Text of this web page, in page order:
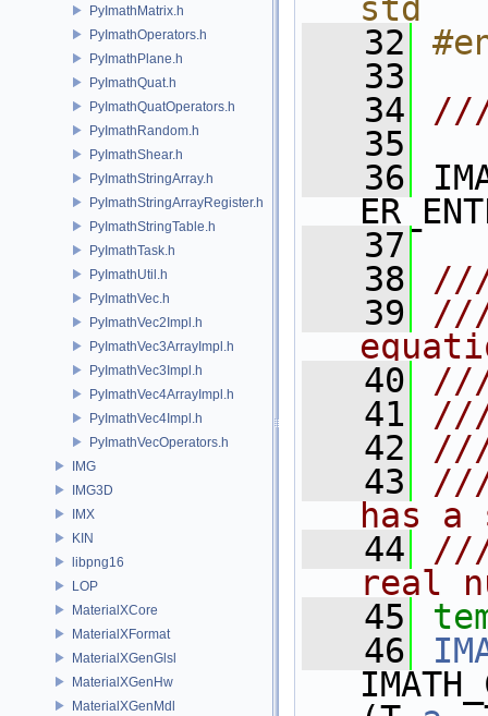
PyImathMatrix.h
PyImathOperators.h
PyImathPlane.h
PyImathQuat.h
PyImathQuatOperators.h
PyImathRandom.h
PyImathShear.h
PyImathStringArray.h
PyImathStringArrayRegister.h
PyImathStringTable.h
PyImathTask.h
PyImathUtil.h
PyImathVec.h
PyImathVec2Impl.h
PyImathVec3ArrayImpl.h
PyImathVec3Impl.h
PyImathVec4ArrayImpl.h
PyImathVec4Impl.h
PyImathVecOperators.h
IMG
IMG3D
IMX
KIN
libpng16
LOP
MaterialXCore
MaterialXFormat
MaterialXGenGlsl
MaterialXGenHw
MaterialXGenMdl
std
   32
   33
   34
///
   35
   36
   37
   38
   39
///
   40
   41
   42
   43
///
has
   44
real
   45
   46